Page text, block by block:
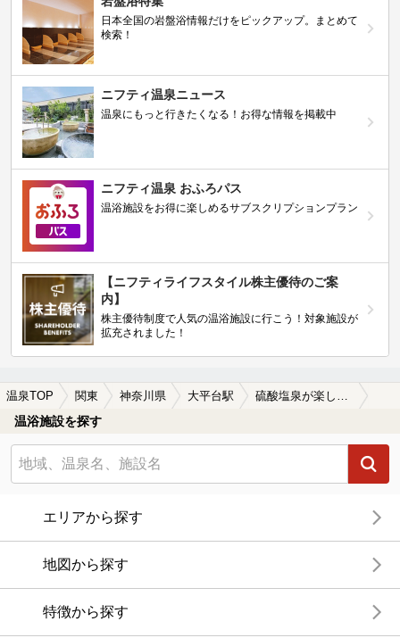
日本全国の岩盤浴情報だけをピックアップ。まとめて
検索！
ニフティ温泉ニュース
温泉にもっと行きたくなる！お得な情報を掲載中
ニフティ温泉 おふろパス
温浴施設をお得に楽しめるサブスクリプションプラン
【ニフティライフスタイル株主優待のご案
内】
株主優待制度で人気の温浴施設に行こう！対象施設が
拡充されました！
温泉TOP 関東 神奈川県 大平台駅 硫酸塩泉が楽しめる大平台駅近くの温泉、日帰り温泉、スーパー銭湯おすすめ
温浴施設を探す
エリアから探す
地図から探す
特徴から探す